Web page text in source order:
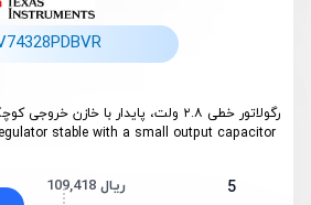
رگولاتور خطی ۲.۸ ولت، پایدار با خازن خروجی کوچک (1µF)
stable with a small output capacitor
5 109,418 ریال